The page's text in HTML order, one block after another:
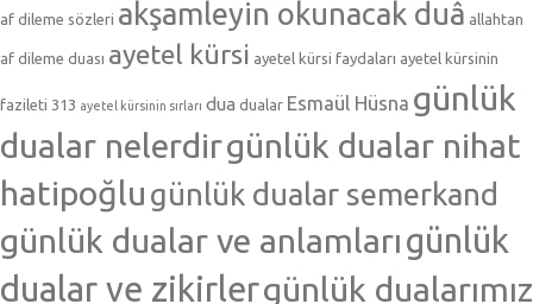
af dileme sözleri akşamleyin okunacak duâ allahtan
af dileme duası ayetel kürsi ayetel kürsi faydaları ayetel kürsinin
fazileti 313 ayetel kürsinin sırları dua dualar Esmaül Hüsna günlük
dualar nelerdirgünlük dualar nihat
hatipoğlu günlük dualar semerkand
günlük dualar ve anlamlarıgünlük
dualar ve zikirlergünlük dualarımız